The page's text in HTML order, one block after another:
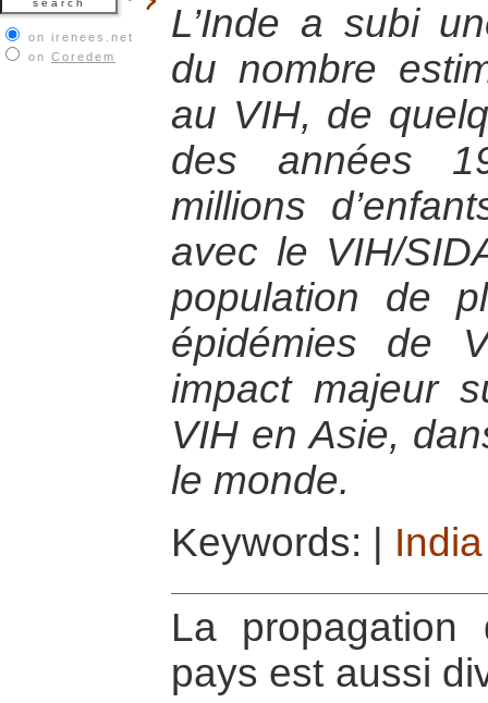
on irenees.net
on Coredem
L’Inde a subi
du nombre
au VIH, de
des années
millions
avec le VIH/
population de
épidémies de
impact majeur
VIH en Asie,
le monde.
Keywords:
India
La
pays est aussi